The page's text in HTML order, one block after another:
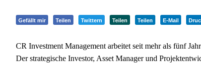
Gefällt mir Teilen Twittern Teilen Teilen E-Mail
CR Investment Management arbeitet seit mehr als fünf
Der strategische Investor, Asset Manager und